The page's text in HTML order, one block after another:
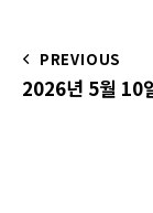
PREVIOUS
2026년 5월 10